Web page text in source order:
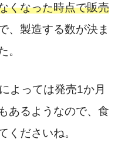
くなった時点で販売
、製造する数が決ま
。
よっては発売1か月
あるようなので、食
くださいね。